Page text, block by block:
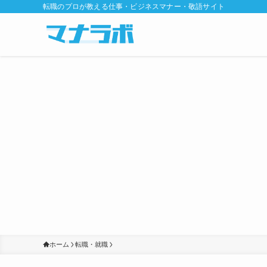
転職のプロが教える仕事・ビジネスマナー・敬語サイト
ホーム 転職・就職